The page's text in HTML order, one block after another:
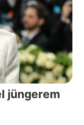
jüngerem